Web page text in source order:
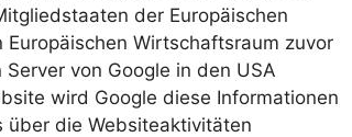
der Europäischen
Wirtschaftsraum zuvor
von Google in den USA
wird Google diese Informationen
über die Websiteaktivitäten